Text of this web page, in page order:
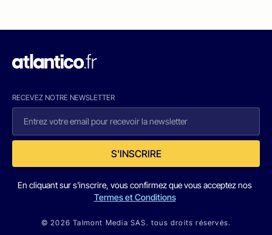
RECEVEZ NOTRE NEWSLETTER
S'INSCRIRE
En cliquant sur s'inscrire, vous confirmez que vous acceptez nos
Termes et Conditions
© 2026 Talmont Media SAS. tous droits réservés.